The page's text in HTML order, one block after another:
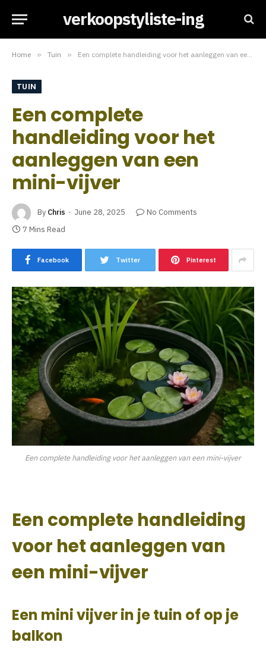
verkoopstyliste-ing
Home » Tuin » Een complete handleiding voor het aanleggen van een mini-vijver
TUIN
Een complete
handleiding voor het
aanleggen van een
mini-vijver
By Chris June 28, 2025
No Comments
7 Mins Read
Facebook Twitter Pinterest
Een complete handleiding voor het aanleggen van een mini-vijver
Een complete handleiding
voor het aanleggen van
een mini-vijver
Een mini vijver in je tuin of op je
balkon